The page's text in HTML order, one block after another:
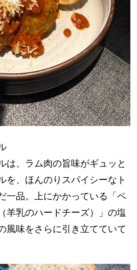
は、ラム肉の旨味がギュッと
を、ほんのりスパイシーなト
一品。上にかかっている「ペ
羊乳のハードチーズ）」の塩
風味をさらに引き立てていて